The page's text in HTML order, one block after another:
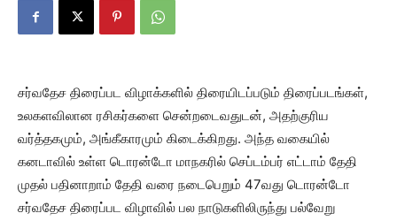
சர்வதேச திரைப்பட விழாக்களில் திரையிடப்படும் திரைப்படங்கள்,
உலகளவிலான ரசிகர்களை சென்றடைவதுடன், அதற்குரிய
வர்த்தகமும், அங்கீகாரமும் கிடைக்கிறது. அந்த வகையில்
கனடாவில் உள்ள டொரன்டோ மாநகரில் செப்டம்பர் எட்டாம் தேதி
முதல் பதினாறாம் தேதி வரை நடைபெறும் 47வது டொரன்டோ
சர்வதேச திரைப்பட விழாவில் பல நாடுகளிலிருந்து பல்வேறு